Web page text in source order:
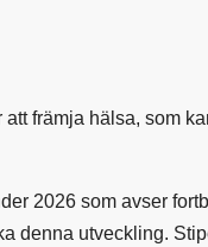
främja hälsa, som
2026 som avser
denna utveckling.